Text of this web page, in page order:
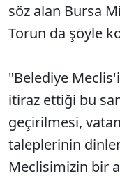
söz alan Bursa
Torun da şöyle
"Belediye
itiraz ettiği bu
geçirilmesi,
taleplerinin
Meclisimizin bir